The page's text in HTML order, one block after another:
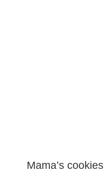
Mama’s cookies